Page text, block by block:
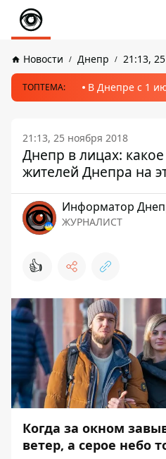
Новости Днепр 21:13,
ТОПТЕМА: В Днепре с 1
21:13, 25 ноября 2018
Днепр в лицах:
жителей Днепра на
Информатор
ЖУРНАЛИСТ
👍
Когда за окном
ветер, а серое небо